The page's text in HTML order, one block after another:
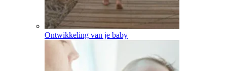
Ontwikkeling van je baby